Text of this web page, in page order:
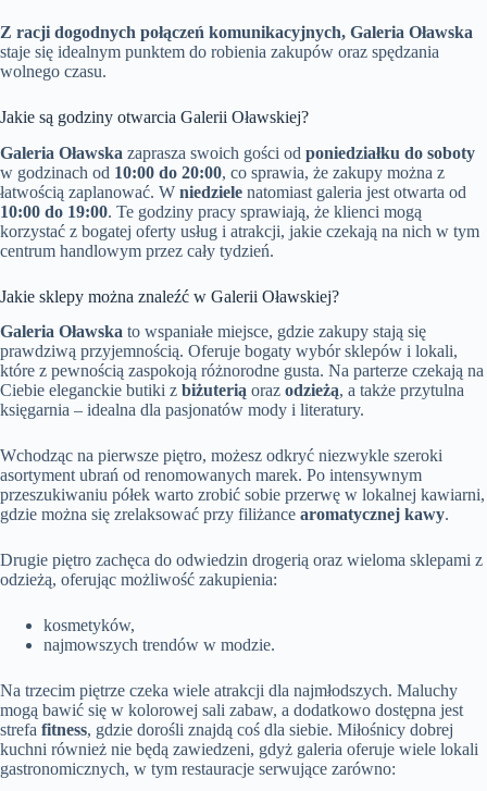
Z racji dogodnych połączeń komunikacyjnych, Galeria Oławska
staje się idealnym punktem do robienia zakupów oraz spędzania
wolnego czasu.
Jakie są godziny otwarcia Galerii Oławskiej?
Galeria Oławska zaprasza swoich gości od poniedziałku do soboty
w godzinach od 10:00 do 20:00, co sprawia, że zakupy można z
łatwością zaplanować. W niedziele natomiast galeria jest otwarta od
10:00 do 19:00. Te godziny pracy sprawiają, że klienci mogą
korzystać z bogatej oferty usług i atrakcji, jakie czekają na nich w tym
centrum handlowym przez cały tydzień.
Jakie sklepy można znaleźć w Galerii Oławskiej?
Galeria Oławska to wspaniałe miejsce, gdzie zakupy stają się
prawdziwą przyjemnością. Oferuje bogaty wybór sklepów i lokali,
które z pewnością zaspokoją różnorodne gusta. Na parterze czekają na
Ciebie eleganckie butiki z biżuterią oraz odzieżą, a także przytulna
księgarnia – idealna dla pasjonatów mody i literatury.
Wchodząc na pierwsze piętro, możesz odkryć niezwykle szeroki
asortyment ubrań od renomowanych marek. Po intensywnym
przeszukiwaniu półek warto zrobić sobie przerwę w lokalnej kawiarni,
gdzie można się zrelaksować przy filiżance aromatycznej kawy.
Drugie piętro zachęca do odwiedzin drogerią oraz wieloma sklepami z
odzieżą, oferując możliwość zakupienia:
kosmetyków,
najmowszych trendów w modzie.
Na trzecim piętrze czeka wiele atrakcji dla najmłodszych. Maluchy
mogą bawić się w kolorowej sali zabaw, a dodatkowo dostępna jest
strefa fitness, gdzie dorośli znajdą coś dla siebie. Miłośnicy dobrej
kuchni również nie będą zawiedzeni, gdyż galeria oferuje wiele lokali
gastronomicznych, w tym restauracje serwujące zarówno: